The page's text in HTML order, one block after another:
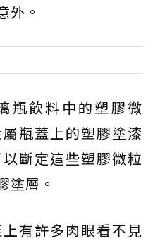
外。
瓶飲料中的塑膠微
瓶蓋上的塑膠塗漆
斷定這些塑膠微粒
塗層。
有許多肉眼看不見